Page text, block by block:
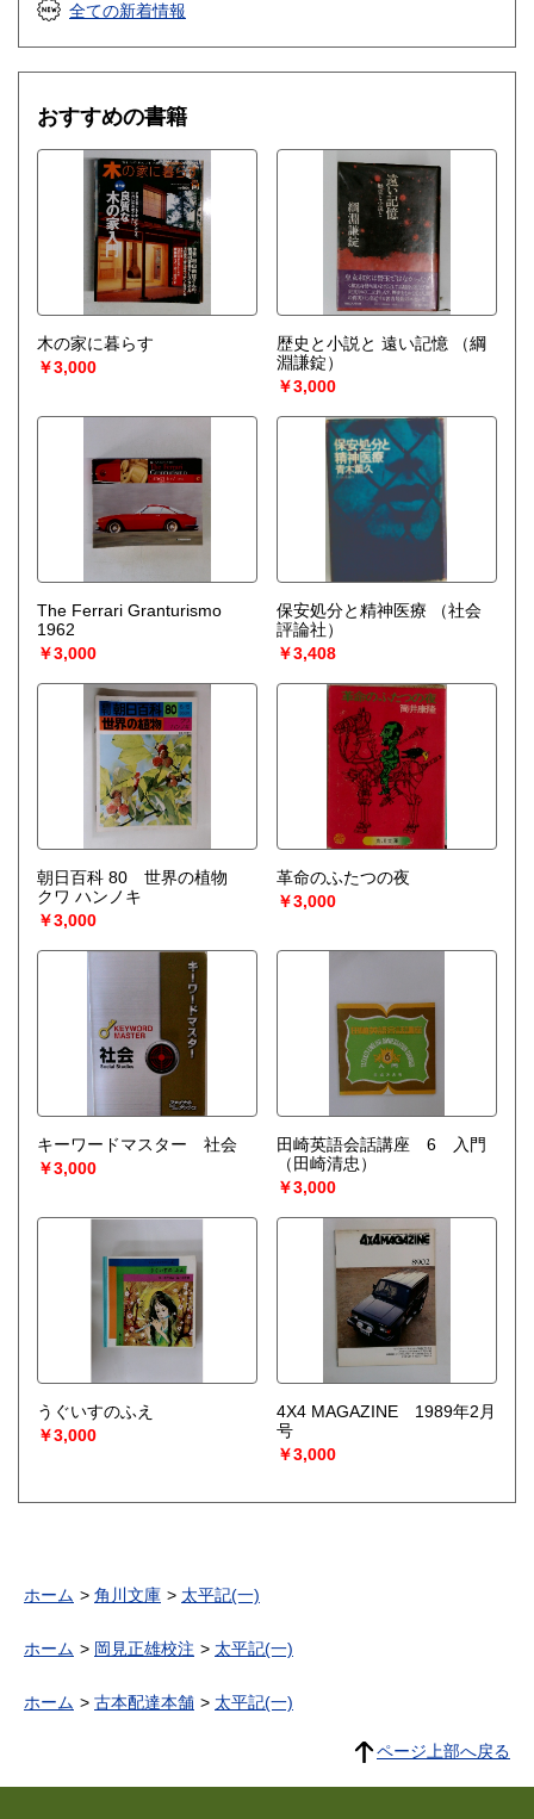
全ての新着情報
おすすめの書籍
木の家に暮らす
￥3,000
歴史と小説と 遠い記憶
（綱
淵謙錠）
￥3,000
The Ferrari Granturismo
1962
￥3,000
保安処分と精神医療
（社会
評論社）
￥3,408
朝日百科 80 世界の植物
クワ ハンノキ
￥3,000
革命のふたつの夜
￥3,000
キーワードマスター 社会
￥3,000
田崎英語会話講座 6 入門
（田崎清忠）
￥3,000
うぐいすのふえ
￥3,000
4X4 MAGAZINE 1989年2月
号
￥3,000
ホーム 角川文庫 太平記(一)
ホーム 岡見正雄校注 太平記(一)
ホーム 古本配達本舗 太平記(一)
ページ上部へ戻る